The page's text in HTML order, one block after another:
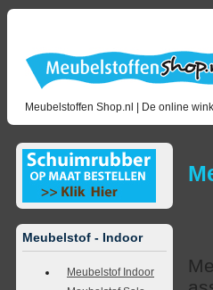
Meubelstoffen Shop.nl | De online
Meubelstof - Indoor
Meubelstof Indoor